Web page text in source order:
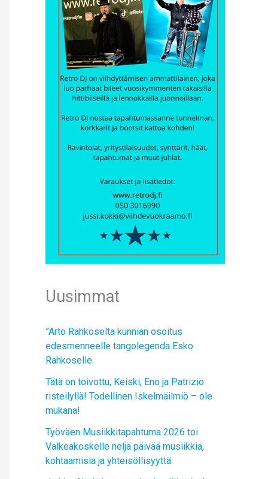
Uusimmat
”Arto Rahkoselta kunnian osoitus
edesmenneelle tangolegenda Esko
Rahkoselle
Tätä on toivottu, Keiski, Eno ja Patrizio
risteilyllä! Todellinen Iskelmäilmiö – ole
mukana!
Työväen Musiikkitapahtuma 2026 toi
Valkeakoskelle neljä päivää musiikkia,
kohtaamisia ja yhteisöllisyyttä